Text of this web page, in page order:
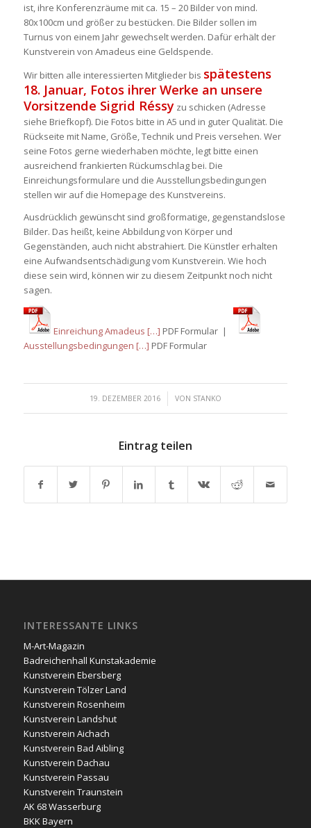
ist, ihre Konferenzräume mit ca. 15 – 20 Bilder von mind.
80x100cm und größer zu bestücken. Die Bilder sollen im
Turnus von einem Jahr gewechselt werden. Dafür erhält der
Kunstverein von Amadeus eine Geldspende.
Wir bitten alle interessierten Mitglieder bis spätestens
18. Januar, Fotos ihrer Werke an unsere
Vorsitzende Sigrid Réssyzu schicken (Adresse
siehe Briefkopf). Die Fotos bitte in A5 und in guter Qualität. Die
Rückseite mit Name, Größe, Technik und Preis versehen. Wer
seine Fotos gerne wiederhaben möchte, legt bitte einen
ausreichend frankierten Rückumschlag bei. Die
Einreichungsformulare und die Ausstellungsbedingungen
stellen wir auf die Homepage des Kunstvereins.
Ausdrücklich gewünscht sind großformatige, gegenstandslose
Bilder. Das heißt, keine Abbildung von Körper und
Gegenständen, auch nicht abstrahiert. Die Künstler erhalten
eine Aufwandsentschädigung vom Kunstverein. Wie hoch
diese sein wird, können wir zu diesem Zeitpunkt noch nicht
sagen.
Einreichung Amadeus […] PDF Formular |
Ausstellungsbedingungen […] PDF Formular
19. DEZEMBER 2016
/ VON STANKO
Eintrag teilen
INTERESSANTE LINKS
M-Art-Magazin
Badreichenhall Kunstakademie
Kunstverein Ebersberg
Kunstverein Tölzer Land
Kunstverein Rosenheim
Kunstverein Landshut
Kunstverein Aichach
Kunstverein Bad Aibling
Kunstverein Dachau
Kunstverein Passau
Kunstverein Traunstein
AK 68 Wasserburg
BKK Bayern